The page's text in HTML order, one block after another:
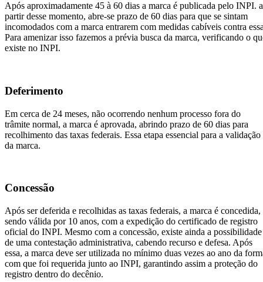
Após aproximadamente 45 à 60 dias a marca é publicada pelo INPI. a
partir desse momento, abre-se prazo de 60 dias para que se sintam
incomodados com a marca entrarem com medidas cabíveis contra
Para amenizar isso fazemos a prévia busca da marca, verificando o
existe no INPI.
Deferimento
Em cerca de 24 meses, não ocorrendo nenhum processo fora do
trâmite normal, a marca é aprovada, abrindo prazo de 60 dias para
recolhimento das taxas federais. Essa etapa essencial para a validação
da marca.
Concessão
Após ser deferida e recolhidas as taxas federais, a marca é concedida,
sendo válida por 10 anos, com a expedição do certificado de registro
oficial do INPI. Mesmo com a concessão, existe ainda a possibilidade
de uma contestação administrativa, cabendo recurso e defesa. Após
essa, a marca deve ser utilizada no mínimo duas vezes ao ano da
com que foi requerida junto ao INPI, garantindo assim a proteção do
registro dentro do decênio.